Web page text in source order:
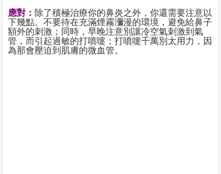
應對： 除了積極治療你的鼻炎之外，你還需要注意以
下幾點。不要待在充滿煙霧瀰漫的環境，避免給鼻子
額外的刺激；同時，早晚注意別讓冷空氣刺激到氣
管，而引起過敏的打噴嚏；打噴嚏千萬別太用力，因
為那會壓迫到肌膚的微血管。